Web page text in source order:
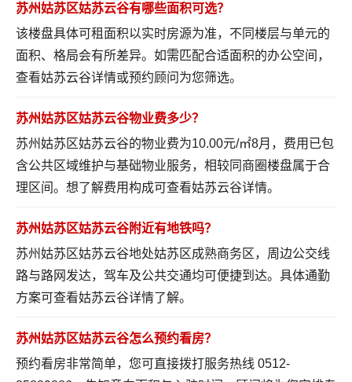
苏州姑苏区姑苏云谷有哪些面积可选？
该楼盘具体可租面积以实时房源为准，不同楼层与单元的
面积、格局会有所差异。如需匹配合适面积的办公空间，
查看姑苏云谷详情或预约顾问为您筛选。
苏州姑苏区姑苏云谷物业费多少？
苏州姑苏区姑苏云谷的物业费为10.00元/㎡8月，费用已包
含公共区域维护与基础物业服务，相较同商圈楼盘属于合
理区间。想了解费用构成可查看姑苏云谷详情。
苏州姑苏区姑苏云谷附近有地铁吗？
苏州姑苏区姑苏云谷地处姑苏区成熟商务区，周边公交线
路与路网发达，驾车及公共交通均可便捷到达。具体通勤
方案可查看姑苏云谷详情了解。
苏州姑苏区姑苏云谷怎么预约看房？
预约看房非常简单，您可直接拨打服务热线 0512-